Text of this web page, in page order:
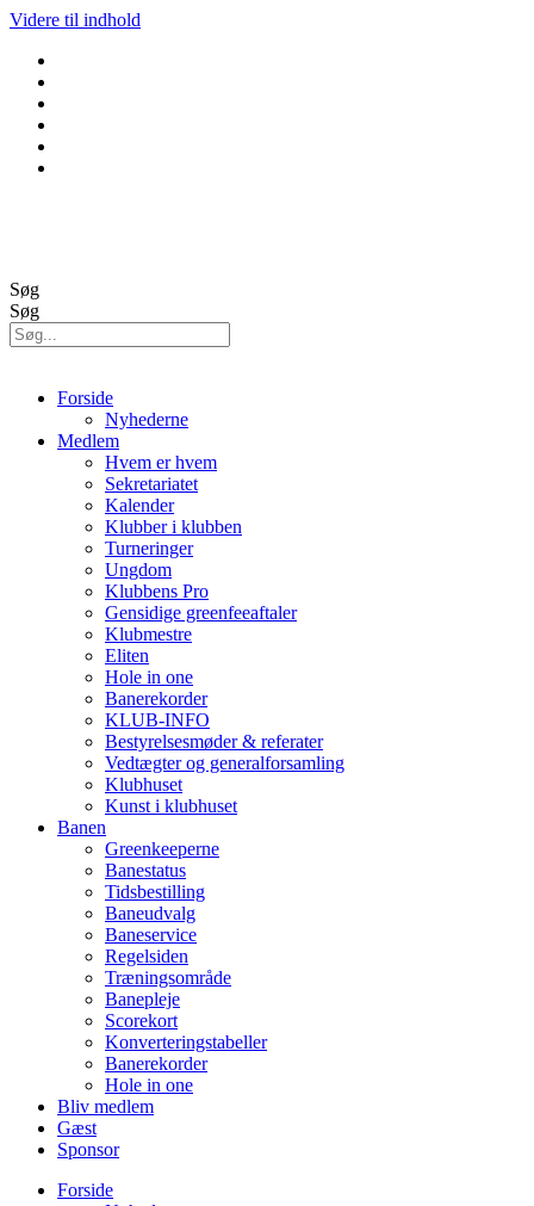
Videre til indhold
Søg
Søg
Forside
Nyhederne
Medlem
Hvem er hvem
Sekretariatet
Kalender
Klubber i klubben
Turneringer
Ungdom
Klubbens Pro
Gensidige greenfeeaftaler
Klubmestre
Eliten
Hole in one
Banerekorder
KLUB-INFO
Bestyrelsesmøder & referater
Vedtægter og generalforsamling
Klubhuset
Kunst i klubhuset
Banen
Greenkeeperne
Banestatus
Tidsbestilling
Baneudvalg
Baneservice
Regelsiden
Træningsområde
Banepleje
Scorekort
Konverteringstabeller
Banerekorder
Hole in one
Bliv medlem
Gæst
Sponsor
Forside